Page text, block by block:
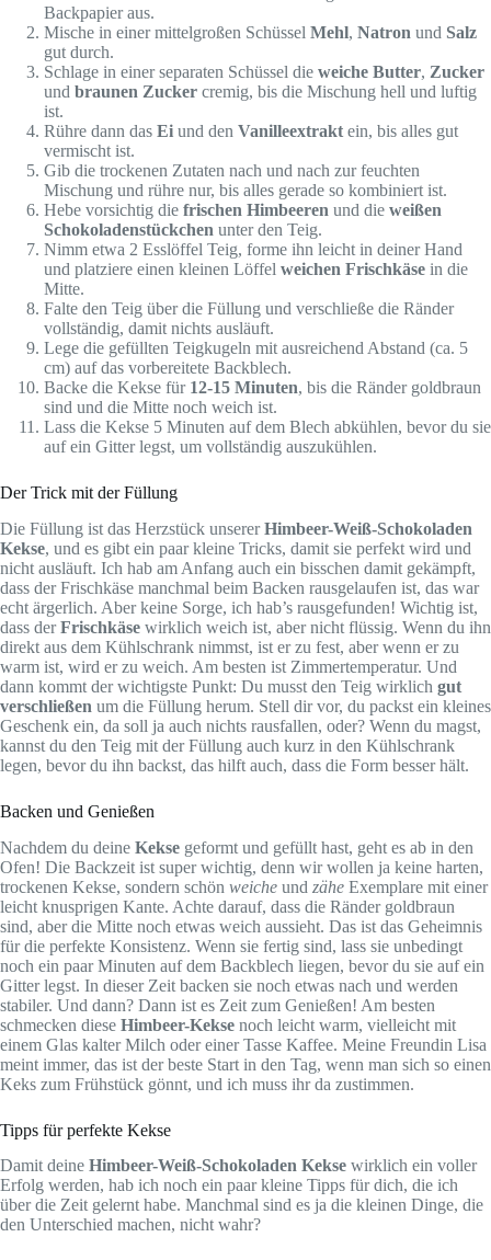
Backpapier aus.
Mische in einer mittelgroßen Schüssel Mehl, Natron und Salz
gut durch.
Schlage in einer separaten Schüssel die weiche Butter, Zucker
und braunen Zucker cremig, bis die Mischung hell und luftig
ist.
Rühre dann das Ei und den Vanilleextrakt ein, bis alles gut
vermischt ist.
Gib die trockenen Zutaten nach und nach zur feuchten
Mischung und rühre nur, bis alles gerade so kombiniert ist.
Hebe vorsichtig die frischen Himbeeren und die weißen
Schokoladenstückchen unter den Teig.
Nimm etwa 2 Esslöffel Teig, forme ihn leicht in deiner Hand
und platziere einen kleinen Löffel weichen Frischkäse in die
Mitte.
Falte den Teig über die Füllung und verschließe die Ränder
vollständig, damit nichts ausläuft.
Lege die gefüllten Teigkugeln mit ausreichend Abstand (ca. 5
cm) auf das vorbereitete Backblech.
Backe die Kekse für 12-15 Minuten, bis die Ränder goldbraun
sind und die Mitte noch weich ist.
Lass die Kekse 5 Minuten auf dem Blech abkühlen, bevor du sie
auf ein Gitter legst, um vollständig auszukühlen.
Der Trick mit der Füllung
Die Füllung ist das Herzstück unsererHimbeer-Weiß-Schokoladen
Kekse, und es gibt ein paar kleine Tricks, damit sie perfekt wird und
nicht ausläuft. Ich hab am Anfang auch ein bisschen damit gekämpft,
dass der Frischkäse manchmal beim Backen rausgelaufen ist, das war
echt ärgerlich. Aber keine Sorge, ich hab’s rausgefunden! Wichtig ist,
dass derFrischkäse wirklich weich ist, aber nicht flüssig. Wenn du ihn
direkt aus dem Kühlschrank nimmst, ist er zu fest, aber wenn er zu
warm ist, wird er zu weich. Am besten ist Zimmertemperatur. Und
dann kommt der wichtigste Punkt: Du musst den Teig wirklich gut
verschließen um die Füllung herum. Stell dir vor, du packst ein kleines
Geschenk ein, da soll ja auch nichts rausfallen, oder? Wenn du magst,
kannst du den Teig mit der Füllung auch kurz in den Kühlschrank
legen, bevor du ihn backst, das hilft auch, dass die Form besser hält.
Backen und Genießen
Nachdem du deine Kekse geformt und gefüllt hast, geht es ab in den
Ofen! Die Backzeit ist super wichtig, denn wir wollen ja keine harten,
trockenen Kekse, sondern schön weiche und zähe Exemplare mit einer
leicht knusprigen Kante. Achte darauf, dass die Ränder goldbraun
sind, aber die Mitte noch etwas weich aussieht. Das ist das Geheimnis
für die perfekte Konsistenz. Wenn sie fertig sind, lass sie unbedingt
noch ein paar Minuten auf dem Backblech liegen, bevor du sie auf ein
Gitter legst. In dieser Zeit backen sie noch etwas nach und werden
stabiler. Und dann? Dann ist es Zeit zum Genießen! Am besten
schmecken diese Himbeer-Kekse noch leicht warm, vielleicht mit
einem Glas kalter Milch oder einer Tasse Kaffee. Meine Freundin Lisa
meint immer, das ist der beste Start in den Tag, wenn man sich so einen
Keks zum Frühstück gönnt, und ich muss ihr da zustimmen.
Tipps für perfekte Kekse
Damit deine Himbeer-Weiß-Schokoladen Kekse wirklich ein voller
Erfolg werden, hab ich noch ein paar kleine Tipps für dich, die ich
über die Zeit gelernt habe. Manchmal sind es ja die kleinen Dinge, die
den Unterschied machen, nicht wahr?